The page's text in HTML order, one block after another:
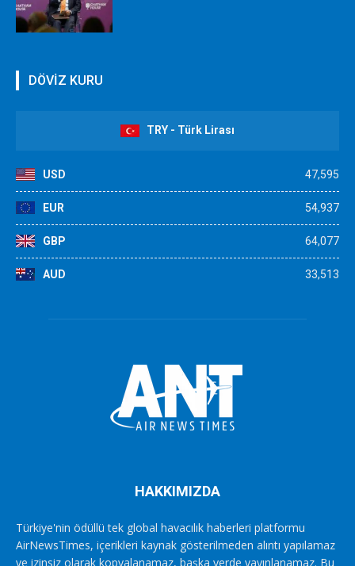
DÖVİZ KURU
TRY - Türk Lirası
USD 47,595
EUR 54,937
GBP 64,077
AUD 33,513
HAKKIMIZDA
Türkiye'nin ödüllü tek global havacılık haberleri platformu
AirNewsTimes, içerikleri kaynak gösterilmeden alıntı yapılamaz
ve izinsiz olarak kopyalanamaz, başka yerde yayınlanamaz. Bu